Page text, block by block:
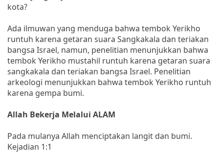
kota?
Ada ilmuwan yang menduga bahwa tembok Yerikho
runtuh karena getaran suara Sangkakala dan teriakan
bangsa Israel, namun, penelitian menunjukkan bahwa
tembok Yerikho mustahil runtuh karena getaran suara
sangkakala dan teriakan bangsa Israel. Penelitian
arkeologi menunjukkan bahwa tembok Yerikho runtuh
karena gempa bumi.
Allah Bekerja Melalui ALAM
Pada mulanya Allah menciptakan langit dan bumi.
Kejadian 1:1